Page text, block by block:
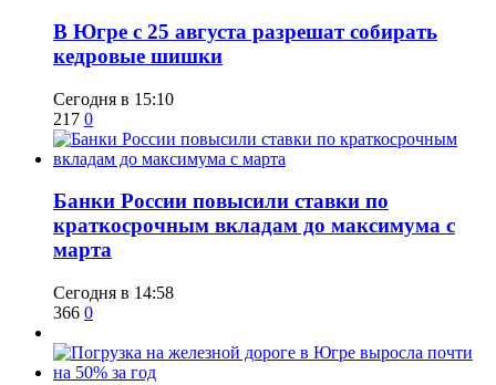
​В Югре с 25 августа разрешат собирать
кедровые шишки
Сегодня в 15:10
217 0
​Банки России повысили ставки по
краткосрочным вкладам до максимума с
марта
Сегодня в 14:58
366 0